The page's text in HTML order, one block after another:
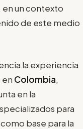
un contexto
de este medio
la experiencia
en Colombia,
en la
para
base para la